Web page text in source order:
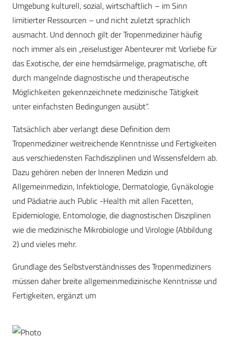
Umgebung kulturell, sozial, wirtschaftlich – im Sinn
limitierter Ressourcen – und nicht zuletzt sprachlich
ausmacht. Und dennoch gilt der Tropenmediziner häufig
noch immer als ein „reiselustiger Abenteurer mit Vorliebe für
das Exotische, der eine hemdsärmelige, pragmatische, oft
durch mangelnde diagnostische und therapeutische
Möglichkeiten gekennzeichnete medizinische Tätigkeit
unter einfachsten Bedingungen ausübt“.
Tatsächlich aber verlangt diese Definition dem
Tropenmediziner weitreichende Kenntnisse und Fertigkeiten
aus verschiedensten Fachdisziplinen und Wissensfeldern ab.
Dazu gehören neben der Inneren Medizin und
Allgemeinmedizin, Infektiologie, Dermatologie, Gynäkologie
und Pädiatrie auch Public -Health mit allen Facetten,
Epidemiologie, Entomologie, die diagnostischen Disziplinen
wie die medizinische Mikrobiologie und Virologie (Abbildung
2) und vieles mehr.
Grundlage des Selbstverständnisses des Tropenmediziners
müssen daher breite allgemeinmedizinische Kenntnisse und
Fertigkeiten, ergänzt um